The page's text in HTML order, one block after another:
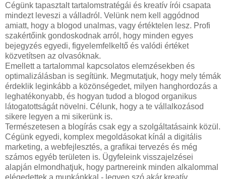
Cégünk tapasztalt tartalomstratégái és kreatív írói csapata
mindezt leveszi a válladról. Velünk nem kell aggódnod
amiatt, hogy a blogod unalmas, vagy értéktelen lesz. Profi
szakértőink gondoskodnak arról, hogy minden egyes
bejegyzés egyedi, figyelemfelkeltő és valódi értéket
közvetítsen az olvasóknak.
Emellett a tartalommal kapcsolatos elemzésekben és
optimalizálásban is segítünk. Megmutatjuk, hogy mely témák
érdeklik leginkább a közönségedet, milyen hanghordozás a
leghatékonyabb, és hogyan tudod a blogod organikus
látogatottságát növelni. Célunk, hogy a te vállalkozásod
sikere legyen a mi sikerünk is.
Természetesen a blogírás csak egy a szolgáltatásaink közül.
Cégünk egyedi, komplex megoldásokat kínál a digitális
marketing, a webfejlesztés, a grafikai tervezés és még
számos egyéb területen is. Ügyfeleink visszajelzései
alapján elmondhatjuk, hogy partnereink minden alkalommal
elégedettek a munkánkkal - legyen szó akár kreatív